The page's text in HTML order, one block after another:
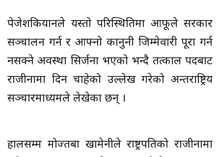
पेजेशकियानले यस्तो परिस्थितिमा आफूले सरकार
सञ्चालन गर्न र आफ्नो कानुनी जिम्मेवारी पूरा गर्न
नसक्ने अवस्था सिर्जना भएको भन्दै तत्काल पदबाट
राजीनामा दिन चाहेको उल्लेख गरेको अन्तराष्ट्रिय
सञ्चारमाध्यमले लेखेका छन् ।
हालसम्म मोज्तबा खामेनीले राष्ट्रपतिको राजीनामा